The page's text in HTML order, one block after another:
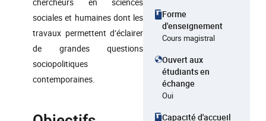
sociales et humaines dont les
travaux permettent d’éclairer
de grandes questions
sociopolitiques
contemporaines.
Forme
d'enseignement
Cours magistral
Ouvert aux
étudiants en
échange
Oui
Capacité d'accueil